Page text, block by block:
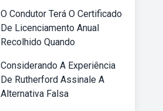
O Condutor Terá O Certificado
De Licenciamento Anual
Recolhido Quando
Considerando A Experiência
De Rutherford Assinale A
Alternativa Falsa